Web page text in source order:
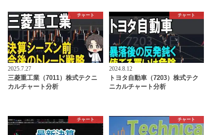
チャート
2025.7.27
三菱重工業（7011）株式テクニ
カルチャート分析
チャート
2024.8.12
トヨタ自動車（7203）株式テク
ニカルチャート分析
チャート チャート